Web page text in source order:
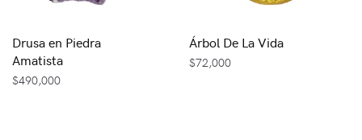
Drusa en Piedra
Amatista
$490,000
Árbol De La Vida
$72,000